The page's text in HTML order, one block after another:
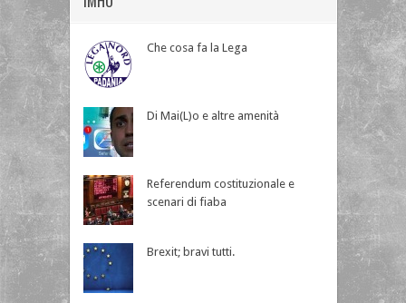
Che cosa fa la Lega
Di Mai(L)o e altre amenità
Referendum costituzionale e
scenari di fiaba
Brexit; bravi tutti.